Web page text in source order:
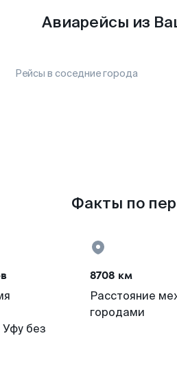
Авиарейсы из
Рейсы в соседние города
Факты по
без
8708 км
Расстояние
городами